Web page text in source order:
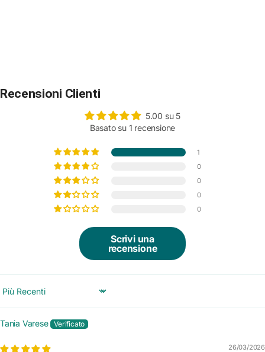
Recensioni Clienti
5.00 su 5
Basato su 1 recensione
1
0
0
0
0
Scrivi una
recensione
SORT BY
Tania Varese
26/03/2026